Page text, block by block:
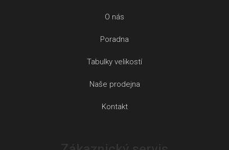
O nás
Poradna
Tabulky velikostí
Naše prodejna
Kontakt